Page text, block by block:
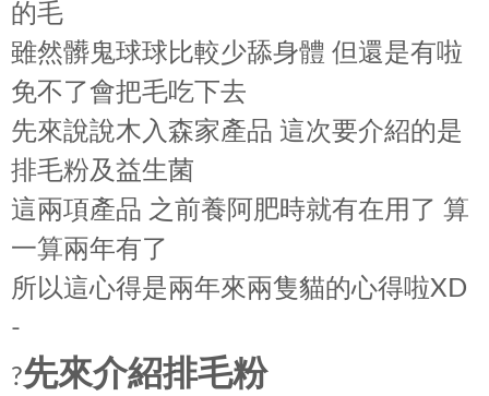
的毛
雖然髒鬼球球比較少舔身體 但還是有啦
免不了會把毛吃下去
先來說說木入森家產品 這次要介紹的是
排毛粉及益生菌
這兩項產品 之前養阿肥時就有在用了 算
一算兩年有了
所以這心得是兩年來兩隻貓的心得啦XD
-
?先來介紹排毛粉